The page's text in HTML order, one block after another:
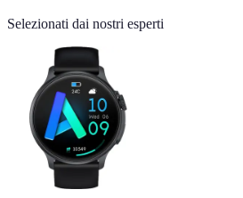
Selezionati dai nostri esperti